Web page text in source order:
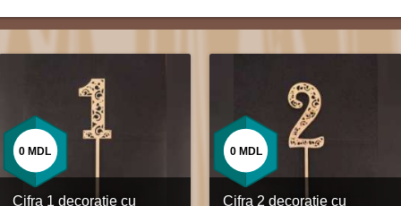
Cifra 1 decoratie cu
0 MDL
Cifra 2 decoratie cu
0 MDL